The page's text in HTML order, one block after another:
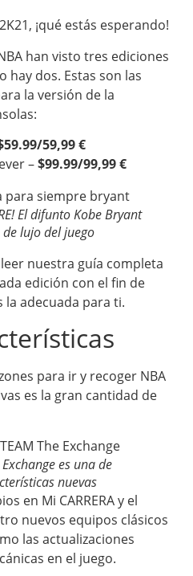
¡qué estás esperando!
han visto tres ediciones
hay dos. Estas son las
la versión de la
59,99 €
–$99.99/99,99 €
El difunto Kobe Bryant
lujo del juego
nuestra guía completa
edición con el fin de
la adecuada para ti.
para ir y recoger NBA
es la gran cantidad de
Exchange es una de
nuevas
en Mi CARRERA y el
nuevos equipos clásicos
las actualizaciones
en el juego.